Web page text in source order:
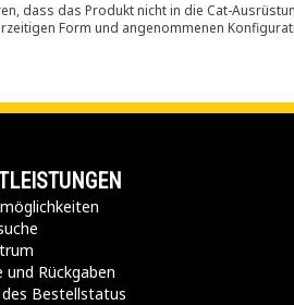
dass das Produkt nicht in die Cat-
Form und angenommenen
und Rückgaben
Bestellstatus